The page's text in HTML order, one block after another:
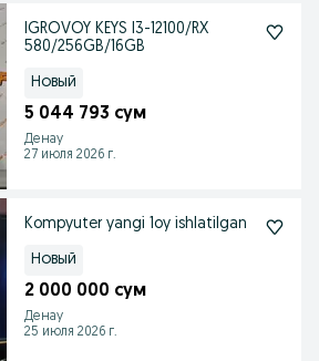
IGROVOY KEYS I3-12100/RX
580/256GB/16GB
Новый
5 044 793 сум
Денау
27 июля 2026 г.
Kompyuter yangi 1oy ishlatilgan
Новый
2 000 000 сум
Денау
25 июля 2026 г.